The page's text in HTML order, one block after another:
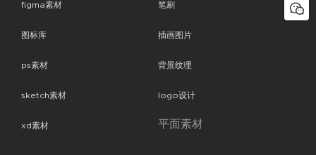
figma素材
图标库
ps素材
sketch素材
xd素材
笔刷
插画图片
背景纹理
logo设计
平面素材